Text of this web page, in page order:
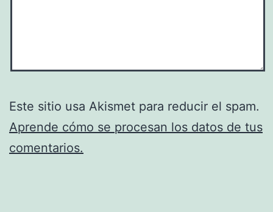
Este sitio usa Akismet para reducir el spam.
Aprende cómo se procesan los datos de tus
comentarios.